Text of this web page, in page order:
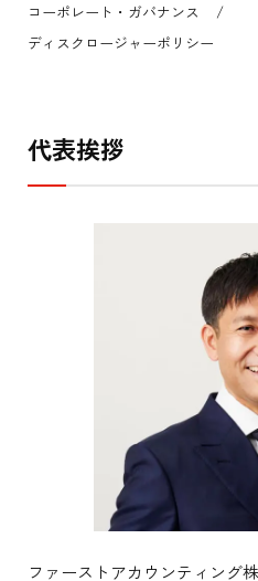
コーポレート・ガバナンス
ディスクロージャーポリシー
代表挨拶
ファーストアカウンティング